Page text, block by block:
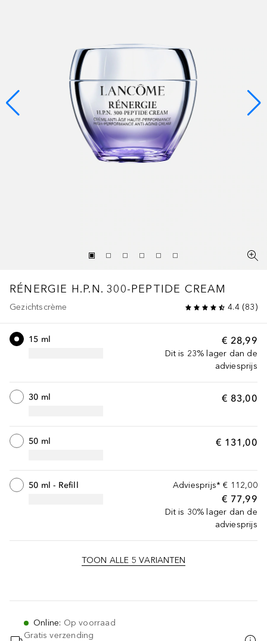
RÉNERGIE H.P.N. 300-PEPTIDE CREAM
Gezichtscrème 4.4(83)
€ 28,99
Dit is 23% lager dan de
adviesprijs
15 ml
€ 83,00
30 ml
€ 131,00
50 ml
Adviesprijs* € 112,00
€ 77,99
Dit is 30% lager dan de
adviesprijs
50 ml - Refill
TOON ALLE 5 VARIANTEN
Online: Op voorraad
Gratis verzending